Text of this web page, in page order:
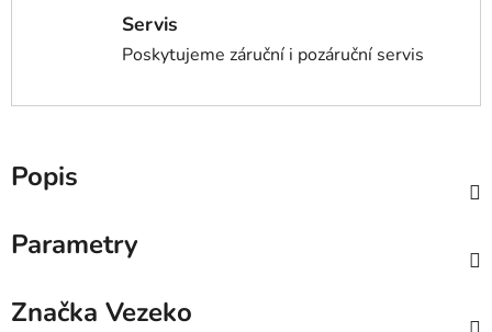
Servis
Poskytujeme záruční i pozáruční servis
Popis
Parametry
Značka Vezeko